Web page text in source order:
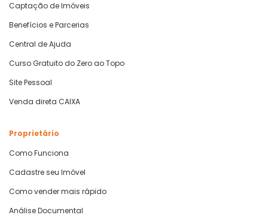
Captação de Imóveis
Benefícios e Parcerias
Central de Ajuda
Curso Gratuito do Zero ao Topo
Site Pessoal
Venda direta CAIXA
Proprietário
Como Funciona
Cadastre seu Imóvel
Como vender mais rápido
Análise Documental